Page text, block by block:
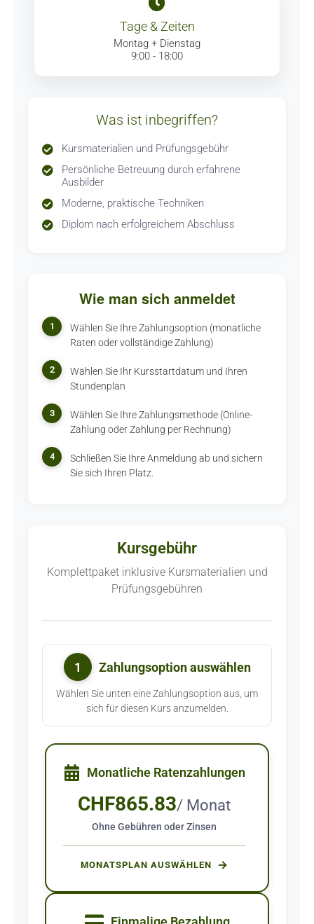
Tage & Zeiten
Montag + Dienstag
9:00 - 18:00
Was ist inbegriffen?
Kursmaterialien und Prüfungsgebühr
Persönliche Betreuung durch erfahrene
Ausbilder
Moderne, praktische Techniken
Diplom nach erfolgreichem Abschluss
Wie man sich anmeldet
1
Wählen Sie Ihre Zahlungsoption (monatliche
Raten oder vollständige Zahlung)
2
Wählen Sie Ihr Kursstartdatum und Ihren
Stundenplan
3
Wählen Sie Ihre Zahlungsmethode (Online-
Zahlung oder Zahlung per Rechnung)
4
Schließen Sie Ihre Anmeldung ab und sichern
Sie sich Ihren Platz.
Kursgebühr
Komplettpaket inklusive Kursmaterialien und
Prüfungsgebühren
1 Zahlungsoption auswählen
Wählen Sie unten eine Zahlungsoption aus, um
sich für diesen Kurs anzumelden.
Monatliche Ratenzahlungen
CHF865.83/ Monat
Ohne Gebühren oder Zinsen
MONATSPLAN AUSWÄHLEN